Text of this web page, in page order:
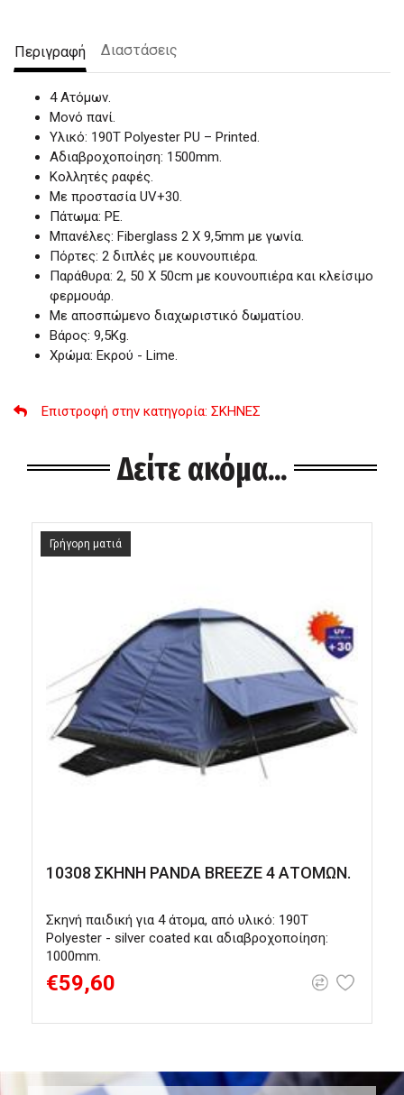
Περιγραφή Διαστάσεις
4 Ατόμων.
Μονό πανί.
Υλικό: 190T Polyester PU – Printed.
Αδιαβροχοποίηση: 1500mm.
Κολλητές ραφές.
Με προστασία UV+30.
Πάτωμα: ΡΕ.
Μπανέλες: Fiberglass 2 Χ 9,5mm με γωνία.
Πόρτες: 2 διπλές με κουνουπιέρα.
Παράθυρα: 2, 50 Χ 50cm με κουνουπιέρα και κλείσιμο
φερμουάρ.
Με αποσπώμενο διαχωριστικό δωματίου.
Βάρος: 9,5Kg.
Χρώμα: Εκρού - Lime.
Επιστροφή στην κατηγορία: ΣΚΗΝΕΣ
Δείτε ακόμα...
10308 ΣΚΗΝΗ PANDA BREEZE 4 ΑΤΟΜΩΝ.
Σκηνή παιδική για 4 άτομα, από υλικό: 190T
Polyester - silver coated και αδιαβροχοποίηση:
1000mm.
€59,60
Γρήγορη ματιά